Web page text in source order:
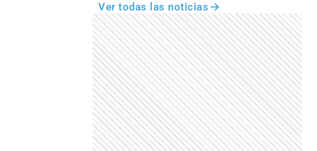
Ver todas las noticias